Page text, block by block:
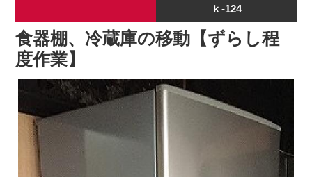
ｋ-124
食器棚、冷蔵庫の移動【ずらし程
度作業】